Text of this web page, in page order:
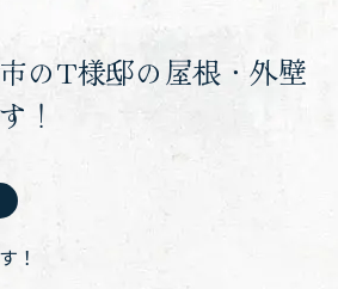
のT様邸の屋根・外壁
！
！